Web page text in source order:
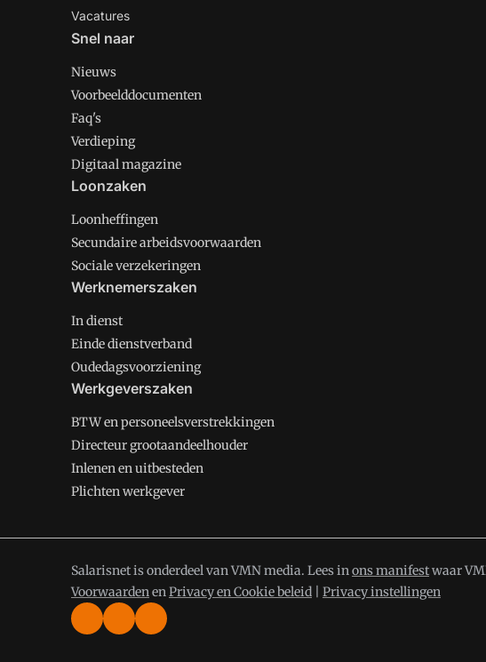
Vacatures
Snel naar
Nieuws
Voorbeelddocumenten
Faq's
Verdieping
Digitaal magazine
Loonzaken
Loonheffingen
Secundaire arbeidsvoorwaarden
Sociale verzekeringen
Werknemerszaken
In dienst
Einde dienstverband
Oudedagsvoorziening
Werkgeverszaken
BTW en personeelsverstrekkingen
Directeur grootaandeelhouder
Inlenen en uitbesteden
Plichten werkgever
Salarisnet is onderdeel van VMN media. Lees inons manifestwaar
VoorwaardenenPrivacy en Cookie beleid Privacy instellingen